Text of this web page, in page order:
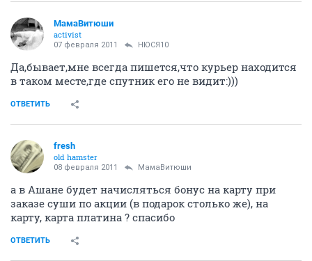
МамаВитюши
activist
07 февраля 2011 НЮСЯ10
Да,бывает,мне всегда пишется,что курьер находится
в таком месте,где спутник его не видит:)))
ОТВЕТИТЬ
fresh
old hamster
08 февраля 2011 МамаВитюши
а в Ашане будет начисляться бонус на карту при
заказе суши по акции (в подарок столько же), на
карту, карта платина ? спасибо
ОТВЕТИТЬ